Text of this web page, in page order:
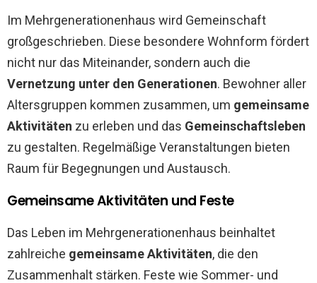
Im Mehrgenerationenhaus wird Gemeinschaft
großgeschrieben. Diese besondere Wohnform fördert
nicht nur das Miteinander, sondern auch die
Vernetzung unter den Generationen. Bewohner aller
Altersgruppen kommen zusammen, um gemeinsame
Aktivitäten zu erleben und das Gemeinschaftsleben
zu gestalten. Regelmäßige Veranstaltungen bieten
Raum für Begegnungen und Austausch.
Gemeinsame Aktivitäten und Feste
Das Leben im Mehrgenerationenhaus beinhaltet
zahlreiche gemeinsame Aktivitäten, die den
Zusammenhalt stärken. Feste wie Sommer- und